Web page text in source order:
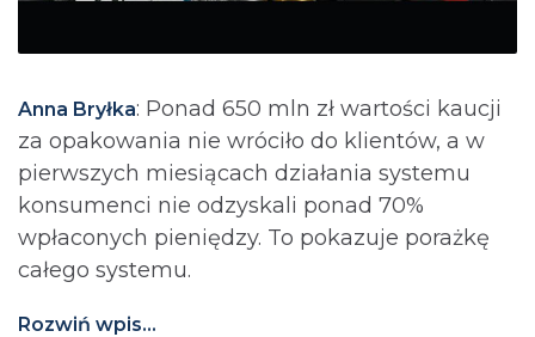
Anna Bryłka: Ponad 650 mln zł wartości kaucji
za opakowania nie wróciło do klientów, a w
pierwszych miesiącach działania systemu
konsumenci nie odzyskali ponad 70%
wpłaconych pieniędzy. To pokazuje porażkę
całego systemu.
Rozwiń wpis...